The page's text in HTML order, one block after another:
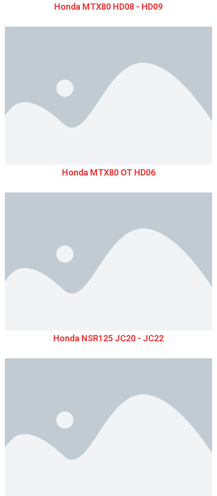
Honda MTX80 HD08 - HD09
Honda MTX80 OT HD06
Honda NSR125 JC20 - JC22